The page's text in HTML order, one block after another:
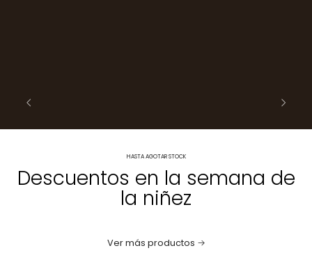
HASTA AGOTAR STOCK
Descuentos en la semana de
la niñez
Ver más productos